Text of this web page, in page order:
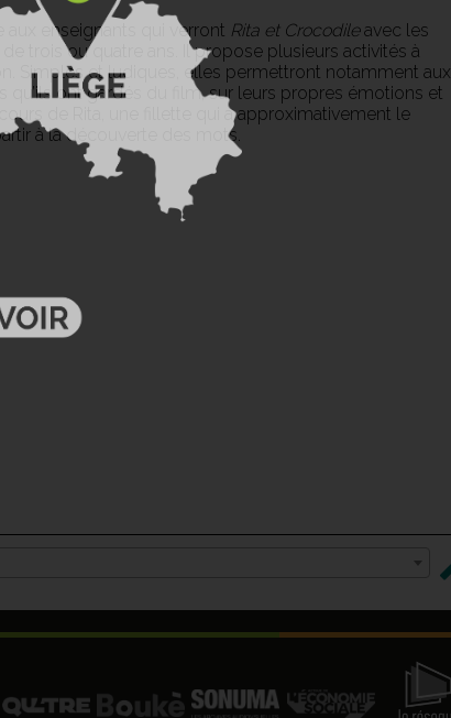
aux enseignants qui verront Rita et Crocodileavec les
trois ou quatre ans. Il propose plusieurs activités à
Simples et ludiques, elles permettront notamment aux
qu’ils ont gardés du film, sur leurs propres émotions et
de Rita, une fillette qui a approximativement le
à la découverte des mots.